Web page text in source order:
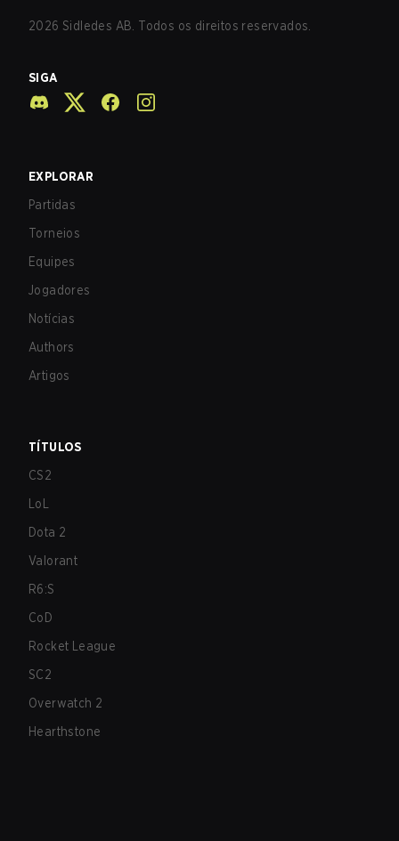
2026 Sidledes AB. Todos os direitos reservados.
SIGA
EXPLORAR
Partidas
Torneios
Equipes
Jogadores
Notícias
Authors
Artigos
TÍTULOS
CS2
LoL
Dota 2
Valorant
R6:S
CoD
Rocket League
SC2
Overwatch 2
Hearthstone